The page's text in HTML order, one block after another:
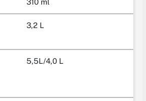
3,2 L
5,5L/4,0 L